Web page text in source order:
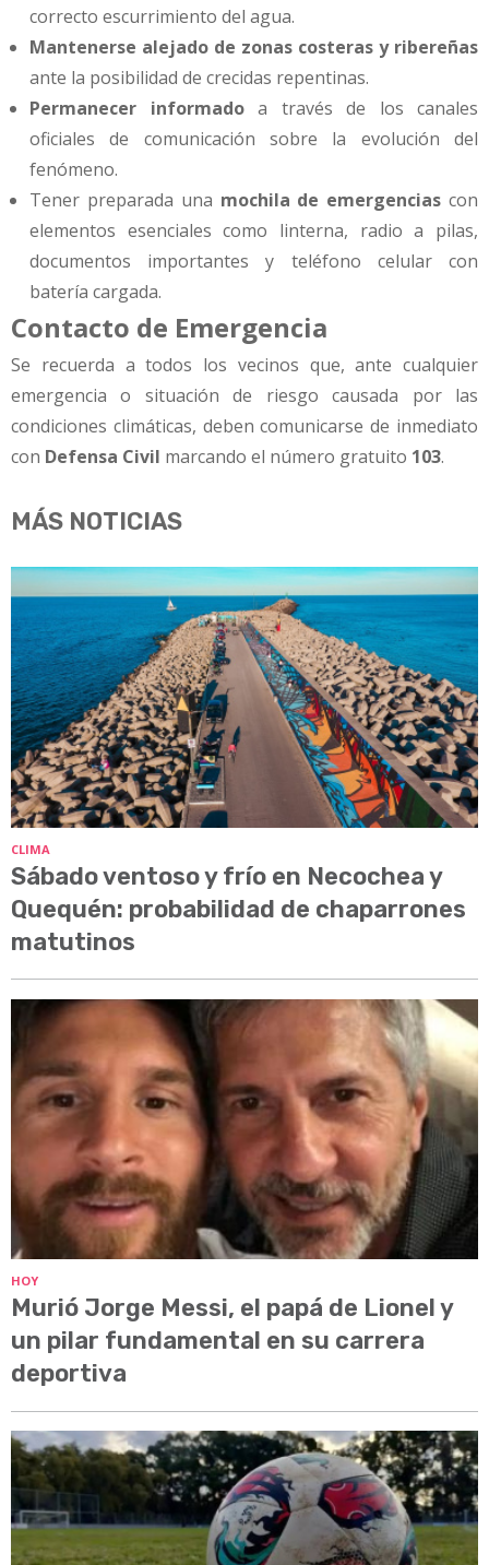
correcto escurrimiento del agua.
Mantenerse alejado de zonas costeras y ribereñas
ante la posibilidad de crecidas repentinas.
Permanecer informadoa través de los canales
oficiales de comunicación sobre la evolución del
fenómeno.
Tener preparada una mochila de emergencias con
elementos esenciales como linterna, radio a pilas,
documentos importantes y teléfono celular con
batería cargada.
Contacto de Emergencia
Se recuerda a todos los vecinos que, ante cualquier
emergencia o situación de riesgo causada por las
condiciones climáticas, deben comunicarse de inmediato
con Defensa Civil marcando el número gratuito 103.
MÁS NOTICIAS
CLIMA
Sábado ventoso y frío en Necochea y
Quequén: probabilidad de chaparrones
matutinos
HOY
Murió Jorge Messi, el papá de Lionel y
un pilar fundamental en su carrera
deportiva